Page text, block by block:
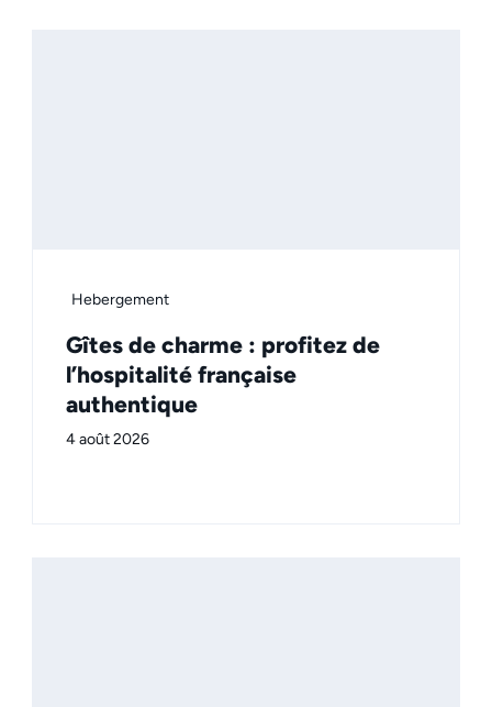
Hebergement
Gîtes de charme : profitez de
l’hospitalité française
authentique
4 août 2026